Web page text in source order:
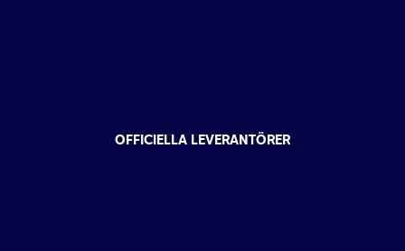
OFFICIELLA LEVERANTÖRER